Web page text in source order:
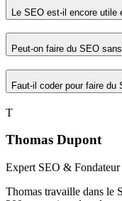
Le SEO est-il encore utile
Peut-on faire du SEO
Faut-il coder pour faire du
T
Thomas Dupont
Expert SEO & Fondateur
Thomas travaille dans le